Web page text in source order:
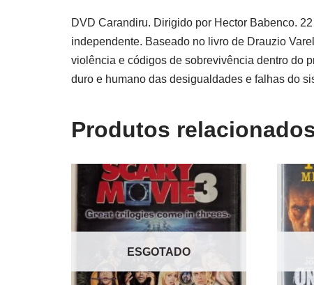
DVD Carandiru. Dirigido por Hector Babenco.
independente. Baseado no livro de Drauzio
violência e códigos de sobrevivência dentro do
duro e humano das desigualdades e falhas do
Produtos
ESGOTADO